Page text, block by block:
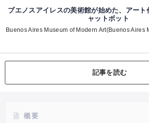
ブエノスアイレスの美術館が始めた、アート
ャットボット
Buenos Aires Museum of Modern Art(Buenos Aires
記事を読む
概要